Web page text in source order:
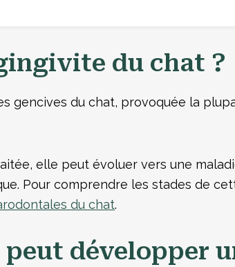
du chat ?
gencives du chat, provoquée la
elle peut évoluer vers une
Pour comprendre les stades de
du chat.
peut développer